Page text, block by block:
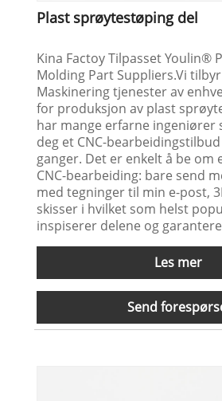
Plast sprøytestøping del
Kina Factoy Tilpasset Youlin®
Molding Part Suppliers.Vi
Maskinering tjenester av
for produksjon av plast
har mange erfarne ingeniører
deg et CNC-
ganger. Det er enkelt å be om
CNC-bearbeiding: bare send
med tegninger til min e-post,
skisser i hvilket som helst
inspiserer delene og
Les mer
Send